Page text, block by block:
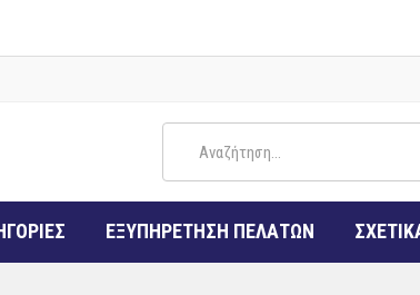
ΕΞΥΠΗΡΕΤΗΣΗ ΠΕΛΑΤΩΝ